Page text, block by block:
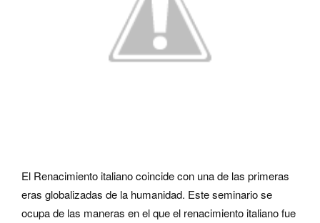
El Renacimiento italiano coincide con una de las primeras
eras globalizadas de la humanidad. Este seminario se
ocupa de las maneras en el que el renacimiento italiano fue